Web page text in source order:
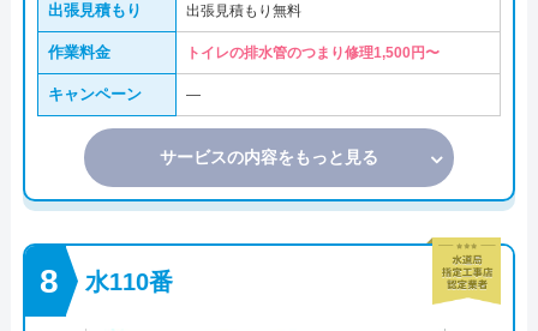
出張見積もり 出張見積もり無料
作業料金 トイレの排水管のつまり修理1,500円〜
キャンペーン ―
サービスの内容をもっと見る
水110番